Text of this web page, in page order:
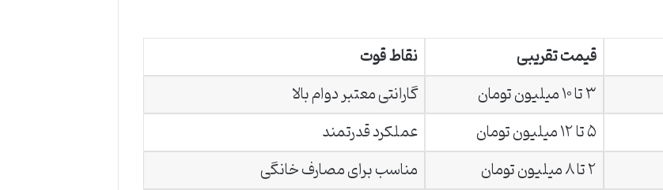
قیمت تقریبی
نقاط قوت
۳ تا ۱۰ میلیون تومان
گارانتی معتبر دوام بالا
۵ تا ۱۲ میلیون تومان
عملکرد قدرتمند
۲ تا ۸ میلیون تومان
مناسب برای مصارف خانگی